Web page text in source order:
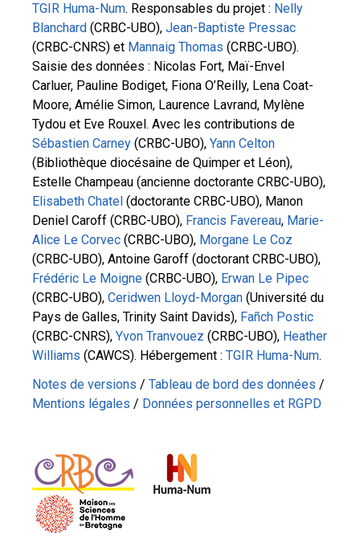
TGIR Huma-Num. Responsables du projet : Nelly
Blanchard (CRBC-UBO), Jean-Baptiste Pressac
(CRBC-CNRS) et Mannaig Thomas (CRBC-UBO).
Saisie des données : Nicolas Fort, Maï-Envel
Carluer, Pauline Bodiget, Fiona O’Reilly, Lena Coat-
Moore, Amélie Simon, Laurence Lavrand, Mylène
Tydou et Eve Rouxel. Avec les contributions de
Sébastien Carney (CRBC-UBO), Yann Celton
(Bibliothèque diocésaine de Quimper et Léon),
Estelle Champeau (ancienne doctorante CRBC-UBO),
Elisabeth Chatel (doctorante CRBC-UBO), Manon
Deniel Caroff (CRBC-UBO), Francis Favereau, Marie-
Alice Le Corvec (CRBC-UBO), Morgane Le Coz
(CRBC-UBO), Antoine Garoff (doctorant CRBC-UBO),
Frédéric Le Moigne (CRBC-UBO), Erwan Le Pipec
(CRBC-UBO), Ceridwen Lloyd-Morgan (Université du
Pays de Galles, Trinity Saint Davids), Fañch Postic
(CRBC-CNRS), Yvon Tranvouez (CRBC-UBO), Heather
Williams (CAWCS). Hébergement : TGIR Huma-Num.
Notes de versions / Tableau de bord des données /
Mentions légales / Données personnelles et RGPD